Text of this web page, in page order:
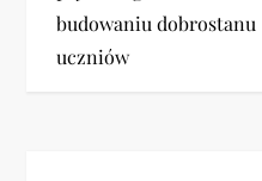
i
budowaniu dobrostanu
uczniów